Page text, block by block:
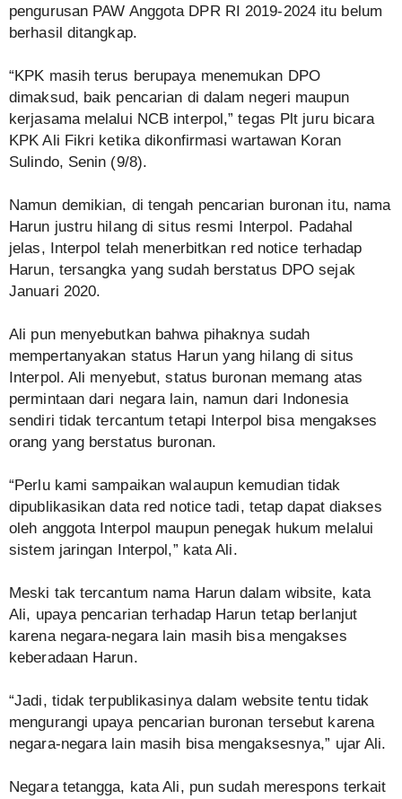
pengurusan PAW Anggota DPR RI 2019-2024 itu belum
berhasil ditangkap.
“KPK masih terus berupaya menemukan DPO
dimaksud, baik pencarian di dalam negeri maupun
kerjasama melalui NCB interpol,” tegas Plt juru bicara
KPK Ali Fikri ketika dikonfirmasi wartawan Koran
Sulindo, Senin (9/8).
Namun demikian, di tengah pencarian buronan itu, nama
Harun justru hilang di situs resmi Interpol. Padahal
jelas, Interpol telah menerbitkan red notice terhadap
Harun, tersangka yang sudah berstatus DPO sejak
Januari 2020.
Ali pun menyebutkan bahwa pihaknya sudah
mempertanyakan status Harun yang hilang di situs
Interpol. Ali menyebut, status buronan memang atas
permintaan dari negara lain, namun dari Indonesia
sendiri tidak tercantum tetapi Interpol bisa mengakses
orang yang berstatus buronan.
“Perlu kami sampaikan walaupun kemudian tidak
dipublikasikan data red notice tadi, tetap dapat diakses
oleh anggota Interpol maupun penegak hukum melalui
sistem jaringan Interpol,” kata Ali.
Meski tak tercantum nama Harun dalam wibsite, kata
Ali, upaya pencarian terhadap Harun tetap berlanjut
karena negara-negara lain masih bisa mengakses
keberadaan Harun.
“Jadi, tidak terpublikasinya dalam website tentu tidak
mengurangi upaya pencarian buronan tersebut karena
negara-negara lain masih bisa mengaksesnya,” ujar Ali.
Negara tetangga, kata Ali, pun sudah merespons terkait